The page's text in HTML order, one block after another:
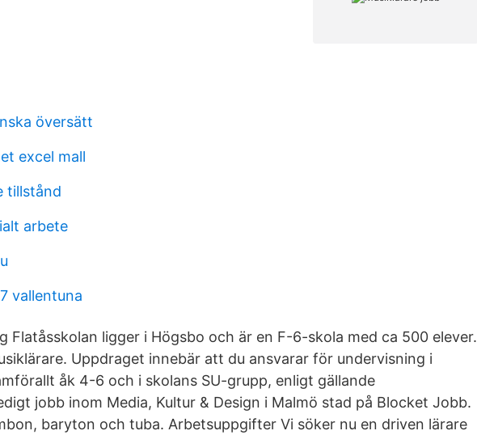
översätt
excel mall
tillstånd
arbete
vallentuna
Flatåsskolan ligger i Högsbo och är en F-6-skola med ca 500 elever.
Uppdraget innebär att du ansvarar för undervisning i
åk 4-6 och i skolans SU-grupp, enligt gällande
jobb inom Media, Kultur & Design i Malmö stad på Blocket Jobb.
baryton och tuba. Arbetsuppgifter Vi söker nu en driven lärare